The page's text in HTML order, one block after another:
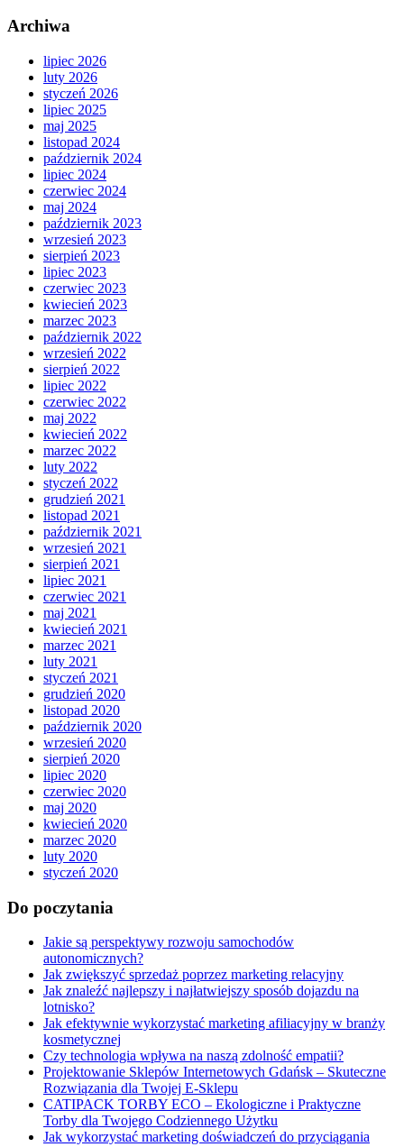
Archiwa
lipiec 2026
luty 2026
styczeń 2026
lipiec 2025
maj 2025
listopad 2024
październik 2024
lipiec 2024
czerwiec 2024
maj 2024
październik 2023
wrzesień 2023
sierpień 2023
lipiec 2023
czerwiec 2023
kwiecień 2023
marzec 2023
październik 2022
wrzesień 2022
sierpień 2022
lipiec 2022
czerwiec 2022
maj 2022
kwiecień 2022
marzec 2022
luty 2022
styczeń 2022
grudzień 2021
listopad 2021
październik 2021
wrzesień 2021
sierpień 2021
lipiec 2021
czerwiec 2021
maj 2021
kwiecień 2021
marzec 2021
luty 2021
styczeń 2021
grudzień 2020
listopad 2020
październik 2020
wrzesień 2020
sierpień 2020
lipiec 2020
czerwiec 2020
maj 2020
kwiecień 2020
marzec 2020
luty 2020
styczeń 2020
Do poczytania
Jakie są perspektywy rozwoju samochodów
autonomicznych?
Jak zwiększyć sprzedaż poprzez marketing relacyjny
Jak znaleźć najlepszy i najłatwiejszy sposób dojazdu na
lotnisko?
Jak efektywnie wykorzystać marketing afiliacyjny w branży
kosmetycznej
Czy technologia wpływa na naszą zdolność empatii?
Projektowanie Sklepów Internetowych Gdańsk – Skuteczne
Rozwiązania dla Twojej E-Sklepu
CATIPACK TORBY ECO – Ekologiczne i Praktyczne
Torby dla Twojego Codziennego Użytku
Jak wykorzystać marketing doświadczeń do przyciągania